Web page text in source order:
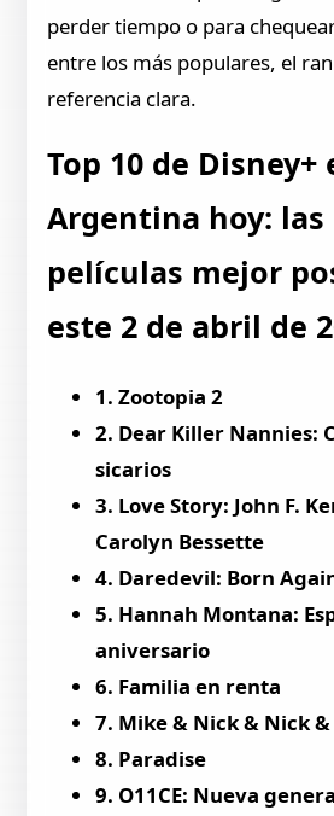
perder tiempo o para
entre los más populares, el
referencia clara.
Top 10 de Disney+
Argentina hoy: las
películas mejor
este 2 de abril de
1. Zootopia 2
2. Dear Killer Nannies:
sicarios
3. Love Story: John F.
Carolyn Bessette
4. Daredevil: Born
5. Hannah Montana:
aniversario
6. Familia en renta
7. Mike & Nick & Nick
8. Paradise
9. O11CE: Nueva